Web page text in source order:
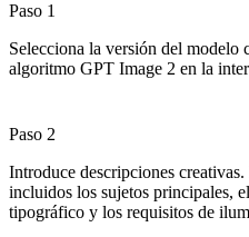
Paso 1
Selecciona la versión del modelo
algoritmo GPT Image 2 en la
Paso 2
Introduce descripciones
incluidos los sujetos principales,
tipográfico y los requisitos de